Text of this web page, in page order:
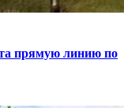
прямую линию по